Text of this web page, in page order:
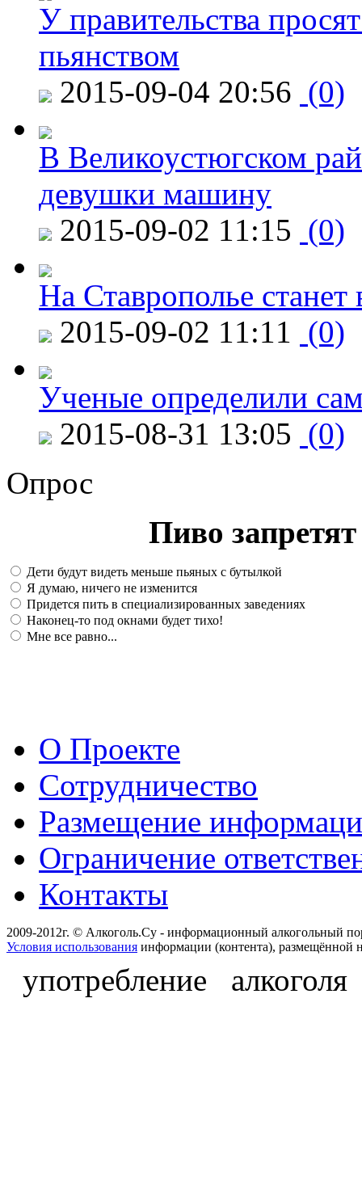
У правительства
пьянством
2015-09-04 20:56 (0)
В Великоустюгском
девушки машину
2015-09-02 11:15 (0)
На Ставрополье
2015-09-02 11:11 (0)
Ученые определили
2015-08-31 13:05 (0)
Опрос
Пиво
Дети будут видеть меньше пьяных с бутылкой
Я думаю, ничего не изменится
Придется пить в специализированных заведениях
Наконец-то под окнами будет тихо!
Мне все равно...
О Проекте
Сотрудничество
Размещение
Ограничение
Контакты
2009-2012г. © Алкоголь.Су - информационный алкогольный
Условия использования информации (контента), размещённой
употребление